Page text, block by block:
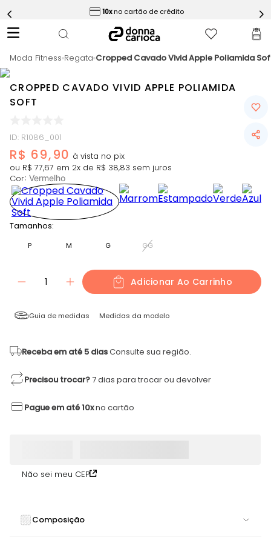
10x no cartão de crédito
Moda Fitness Regata Cropped Cavado Vivid Apple Poliamida
CROPPED CAVADO VIVID APPLE POLIAMIDA
SOFT
ID: R1086_001
R$ 69,90
ou R$ 77,67 em 2x de R$ 38,83 sem juros
Cor: Vermelho
Tamanhos:
P M G GG
1 Adicionar Ao Carrinho
Guia de medidas Medidas da modelo
Receba em até 5 diasConsulte sua região.
Precisou trocar?7 dias para trocar ou devolver
Pague em até 10xno cartão
Não sei meu CEP
Composição
Epic Vermelho
7º Conjunto
9 º Challenge Azul